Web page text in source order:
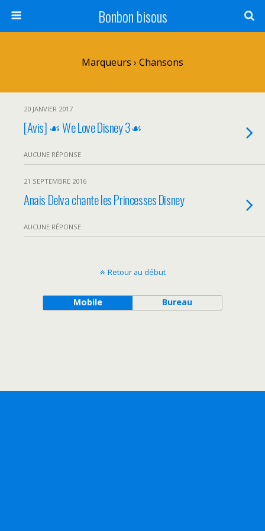
Bonbon bisous
Marqueurs › Chansons
20 JANVIER 2017
[Avis] ☙ We Love Disney 3☙
AUCUNE RÉPONSE
21 SEPTEMBRE 2016
Anais Delva chante les Princesses Disney
AUCUNE RÉPONSE
Retour au début
Mobile Bureau